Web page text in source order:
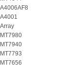
A4006AF8
A4001
Array
MT7980
MT7940
MT7793
MT7656